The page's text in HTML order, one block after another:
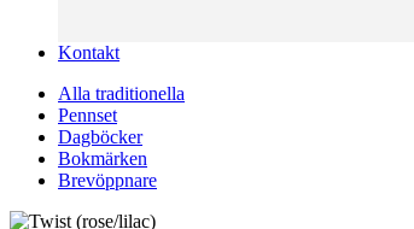
Kontakt
Alla traditionella
Pennset
Dagböcker
Bokmärken
Brevöppnare